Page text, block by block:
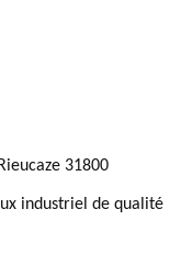
31800
industriel de qualité